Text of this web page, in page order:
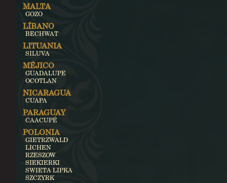
MALTA
GOZO
LÍBANO
BECHWAT
LITUANIA
SILUVA
MÉJICO
GUADALUPE
OCOTLAN
NICARAGUA
CUAPA
PARAGUAY
CAACUPÉ
POLONIA
GIETRZWALD
LICHEN
RZESZOW
SIEKIERKI
SWIETA LIPKA
SZCZYRK